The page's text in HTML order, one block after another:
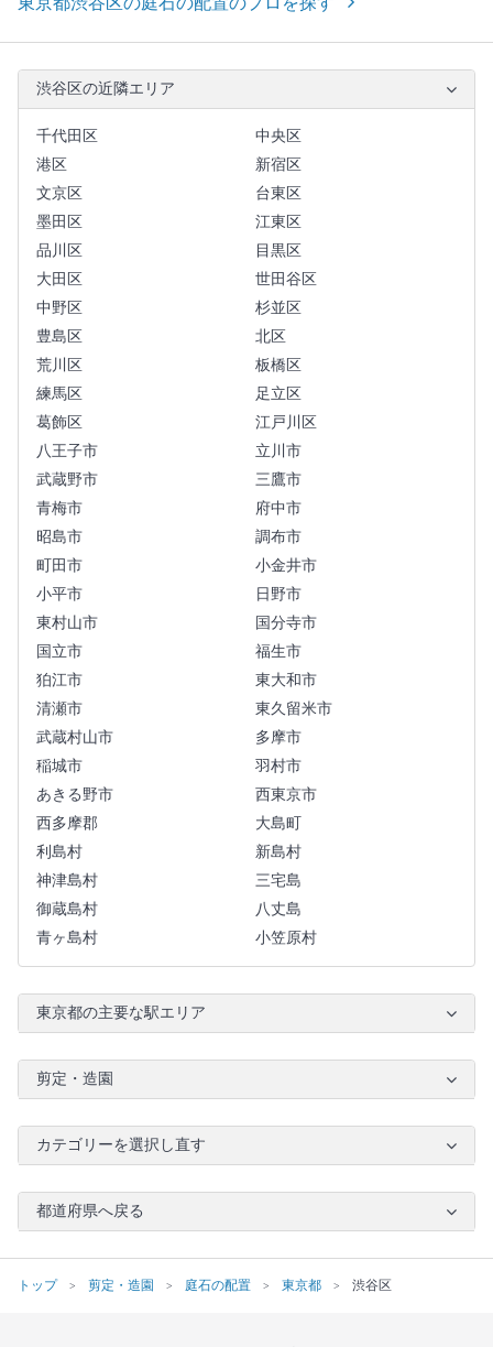
渋谷区の近隣エリア
千代田区
中央区
港区
新宿区
文京区
台東区
墨田区
江東区
品川区
目黒区
大田区
世田谷区
中野区
杉並区
豊島区
北区
荒川区
板橋区
練馬区
足立区
葛飾区
江戸川区
八王子市
立川市
武蔵野市
三鷹市
青梅市
府中市
昭島市
調布市
町田市
小金井市
小平市
日野市
東村山市
国分寺市
国立市
福生市
狛江市
東大和市
清瀬市
東久留米市
武蔵村山市
多摩市
稲城市
羽村市
あきる野市
西東京市
西多摩郡
大島町
利島村
新島村
神津島村
三宅島
御蔵島村
八丈島
青ヶ島村
小笠原村
東京都の主要な駅エリア
剪定・造園
カテゴリーを選択し直す
都道府県へ戻る
トップ 剪定・造園 庭石の配置 東京都 渋谷区